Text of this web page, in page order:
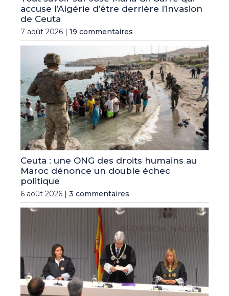
accuse l’Algérie d’être derrière l’invasion
de Ceuta
7 août 2026 | 19 commentaires
Ceuta : une ONG des droits humains au
Maroc dénonce un double échec
politique
6 août 2026 | 3 commentaires